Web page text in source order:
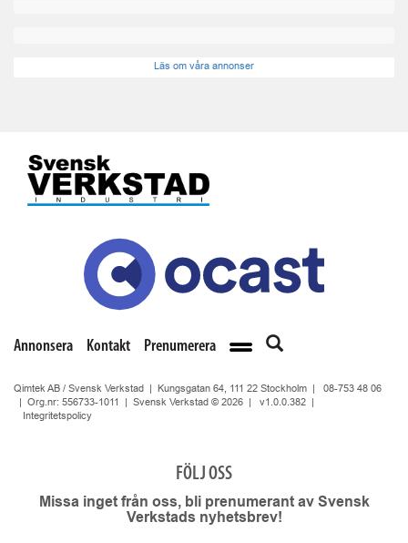
Läs om våra annonser
Annonsera Kontakt Prenumerera
Qimtek AB / Svensk Verkstad | Kungsgatan 64, 111 22 Stockholm | 08-753 48 06
| Org.nr: 556733-1011 | Svensk Verkstad © 2026 | v1.0.0.382
Integritetspolicy
FÖLJ OSS
Missa inget från oss, bli prenumerant av Svensk
Verkstads nyhetsbrev!